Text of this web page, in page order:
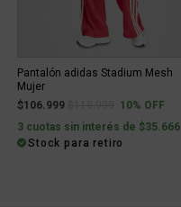
Pantalón adidas Stadium Mesh
Mujer
$106.999
Price reduced from
to10% OFF
3 cuotas sin interés de $35.666
Stock para retiro